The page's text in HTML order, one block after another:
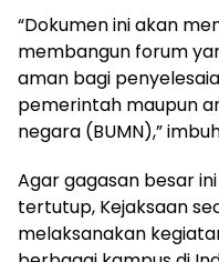
“Dokumen ini akan
membangun forum
aman bagi
pemerintah maupun
negara (BUMN),”
Agar gagasan besar
tertutup, Kejaksaan
melaksanakan